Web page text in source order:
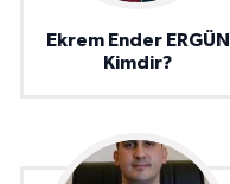
Ekrem Ender ERGÜN
Kimdir?